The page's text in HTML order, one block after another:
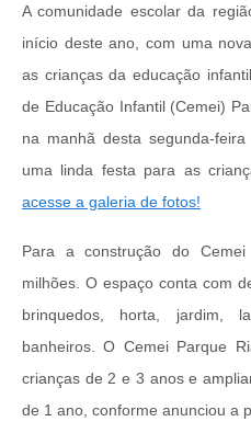
A comunidade escolar da
início deste ano, com uma
as crianças da educação
de Educação Infantil (Cemei)
na manhã desta segunda-
uma linda festa para as
acesse a galeria de fotos!
Para a construção do
milhões. O espaço conta com
brinquedos, horta, jardim,
banheiros. O Cemei Parque
crianças de 2 e 3 anos e
de 1 ano, conforme anunciou a